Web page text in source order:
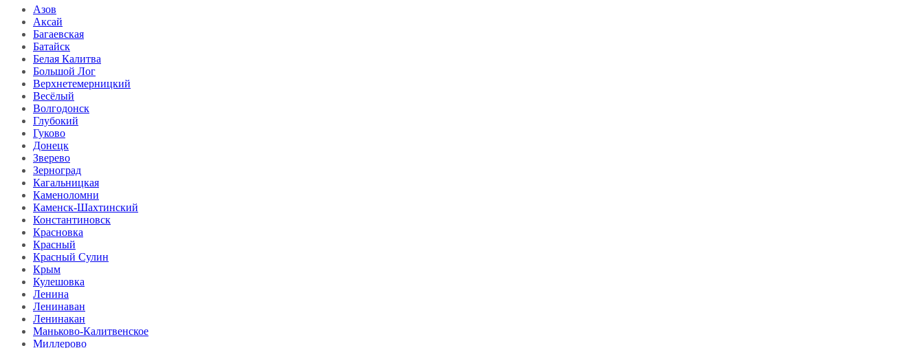
Азов
Аксай
Багаевская
Батайск
Белая Калитва
Большой Лог
Верхнетемерницкий
Весёлый
Волгодонск
Глубокий
Гуково
Донецк
Зверево
Зерноград
Кагальницкая
Каменоломни
Каменск-Шахтинский
Константиновск
Красновка
Красный
Красный Сулин
Крым
Кулешовка
Ленина
Ленинаван
Ленинакан
Маньково-Калитвенское
Миллерово